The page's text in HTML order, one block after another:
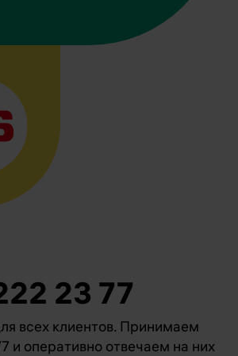
в
23 77
всех клиентов. Принимаем
и оперативно отвечаем на них